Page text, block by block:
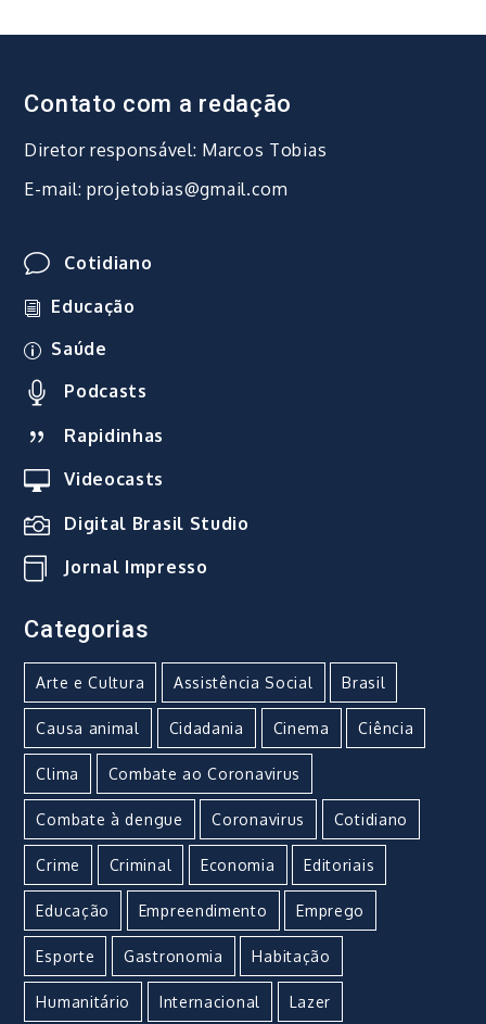
Contato com a redação
Diretor responsável: Marcos Tobias
E-mail: projetobias@gmail.com
Cotidiano
Educação
Saúde
Podcasts
Rapidinhas
Videocasts
Digital Brasil Studio
Jornal Impresso
Categorias
Arte e Cultura Assistência Social Brasil
Causa animal Cidadania Cinema Ciência
Clima Combate ao Coronavirus
Combate à dengue Coronavirus Cotidiano
Crime Criminal Economia Editoriais
Educação Empreendimento Emprego
Esporte Gastronomia Habitação
Humanitário Internacional Lazer